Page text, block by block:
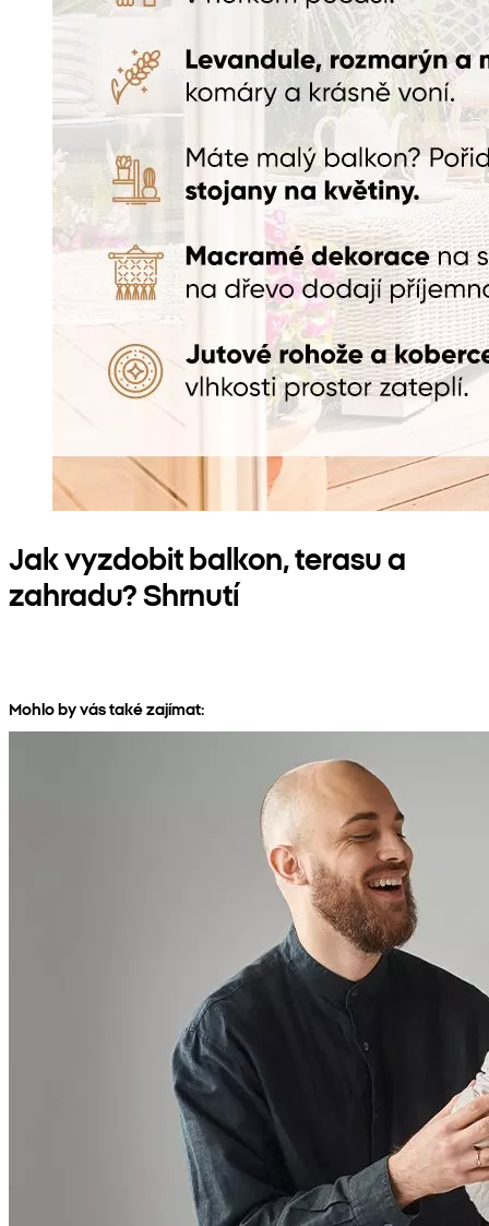
Jak vyzdobit balkon, terasu a
zahradu? Shrnutí
Mohlo by vás také zajímat: